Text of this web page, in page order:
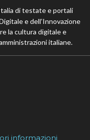
di testate e portali
e dell’Innovazione
la cultura digitale e
italiane.
informazioni